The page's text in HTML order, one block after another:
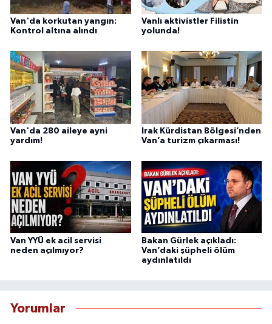
Van'da korkutan yangın:
Kontrol altına alındı
Vanlı aktivistler Filistin
yolunda!
Van'da 280 aileye ayni
yardım!
Irak Kürdistan Bölgesi’nden
Van’a turizm çıkarması!
Van YYÜ ek acil servisi
neden açılmıyor?
Bakan Gürlek açıkladı:
Van’daki şüpheli ölüm
aydınlatıldı
Yorumlar